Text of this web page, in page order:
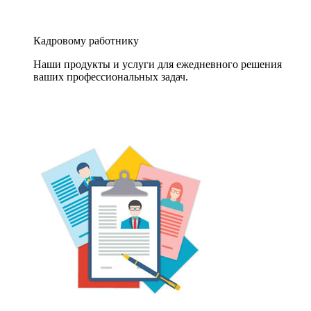
Кадровому работнику
Наши продукты и услуги для ежедневного решения
ваших профессиональных задач.